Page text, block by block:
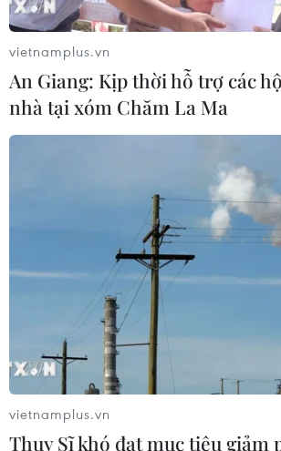
Sẵn sàng cho
Vào 19h30 ngày 15/12, trận chung kết
Cup 2018 giữa 2 đội tuyển Việt Nam và
diễn ra trên sân Vận động Quốc gia
vietnamplus.vn
An Giang: Kịp thời hỗ trợ các
nhà tại xóm Chăm La Ma
vietnamplus.vn
Thụy Sĩ khó đạt mục tiêu giảm